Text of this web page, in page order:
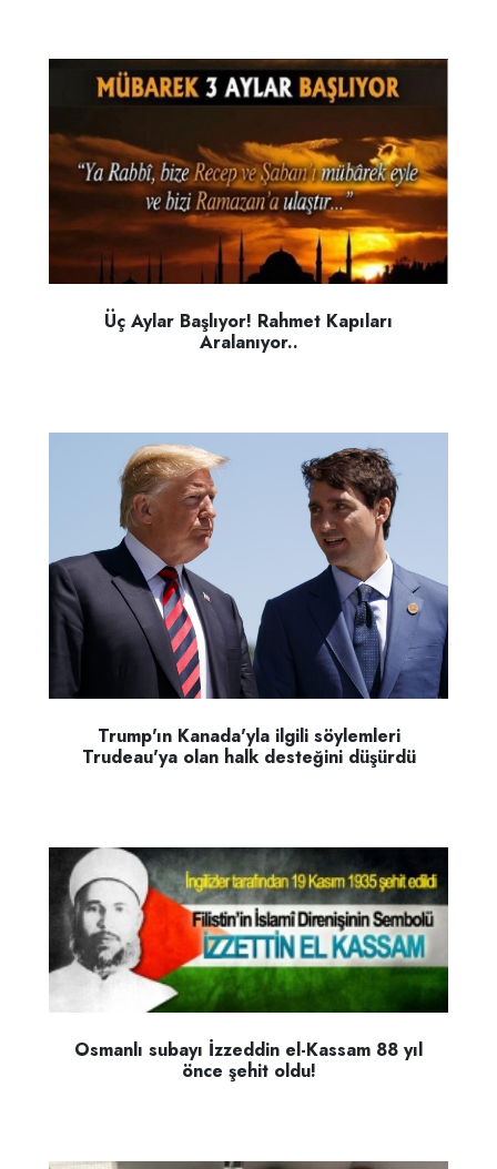
Üç Aylar Başlıyor! Rahmet Kapıları
Aralanıyor..
Trump'ın Kanada'yla ilgili söylemleri
Trudeau'ya olan halk desteğini düşürdü
Osmanlı subayı İzzeddin el-Kassam 88 yıl
önce şehit oldu!